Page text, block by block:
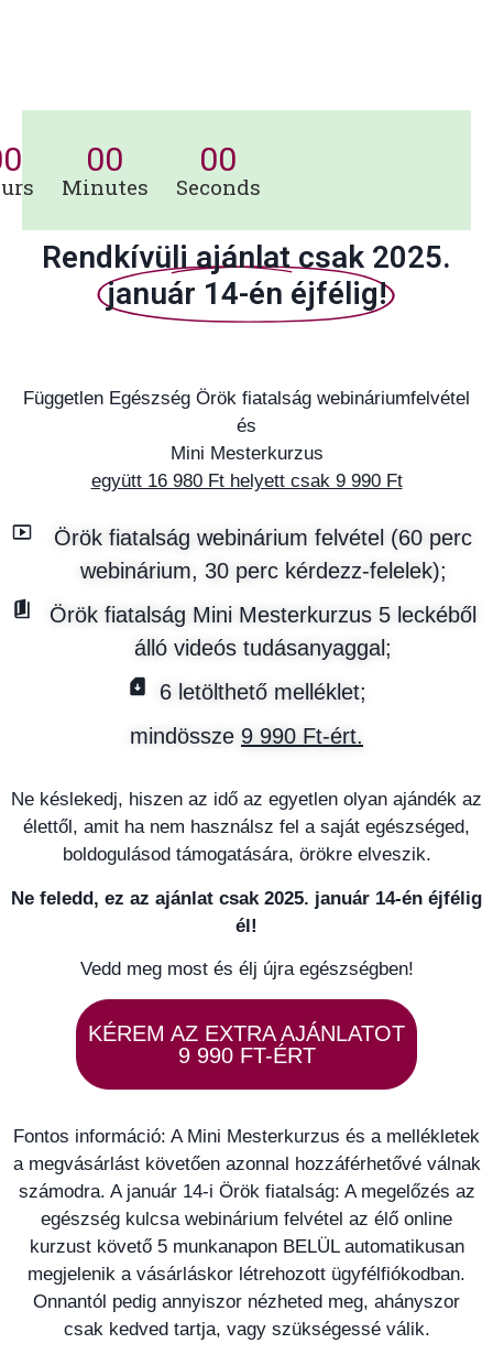
00
Minutes
00
Seconds
Rendkívüli ajánlat csak 2025.
január 14-én éjfélig!
Független Egészség Örök fiatalság webináriumfelvétel
és
Mini Mesterkurzus
együtt 16 980 Ft helyett csak 9 990 Ft
Örök fiatalság webinárium felvétel (60 perc
webinárium, 30 perc kérdezz-felelek);
Örök fiatalság Mini Mesterkurzus 5 leckéből
álló videós tudásanyaggal;
6 letölthető melléklet;
mindössze 9 990 Ft-ért.
Ne késlekedj, hiszen az idő az egyetlen olyan ajándék az
élettől, amit ha nem használsz fel a saját egészséged,
boldogulásod támogatására, örökre elveszik.
Ne feledd, ez az ajánlat csak 2025. január 14-én éjfélig
él!
Vedd meg most és élj újra egészségben!
KÉREM AZ EXTRA AJÁNLATOT
9 990 FT-ÉRT
Fontos információ: A Mini Mesterkurzus és a mellékletek
a megvásárlást követően azonnal hozzáférhetővé válnak
számodra. A január 14-i Örök fiatalság: A megelőzés az
egészség kulcsa webinárium felvétel az élő online
kurzust követő 5 munkanapon BELÜL automatikusan
megjelenik a vásárláskor létrehozott ügyfélfiókodban.
Onnantól pedig annyiszor nézheted meg, ahányszor
csak kedved tartja, vagy szükségessé válik.